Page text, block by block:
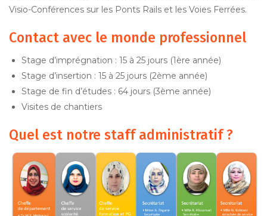
Visio-Conférences sur les Ponts Rails et les Voies Ferrées.
Contact avec le monde professionnel
Stage d’imprégnation : 15 à 25 jours (1ère année)
Stage d’insertion : 15 à 25 jours (2ème année)
Stage de fin d’études : 64 jours (3ème année)
Visites de chantiers
Quel est notre staff administratif ?